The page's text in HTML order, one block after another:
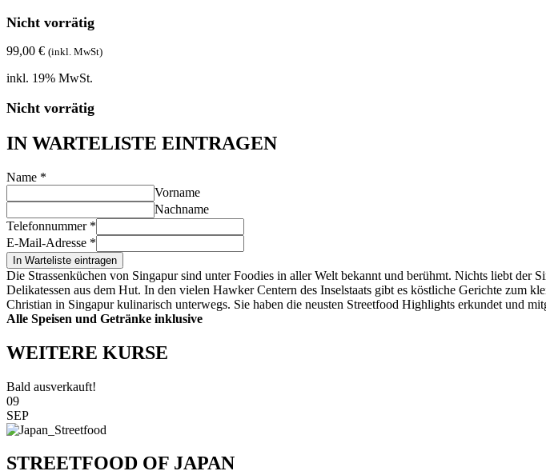
Nicht vorrätig
99,00 € (inkl. MwSt)
inkl. 19% MwSt.
Nicht vorrätig
IN WARTELISTE EINTRAGEN
Name *
Vorname
Nachname
Telefonnummer *
E-Mail-Adresse *
In Warteliste eintragen
Die Strassenküchen von Singapur sind unter Foodies in aller Welt bekannt und berühmt. Nichts liebt der
Delikatessen aus dem Hut. In den vielen Hawker Centern des Inselstaats gibt es köstliche Gerichte zum
Christian in Singapur kulinarisch unterwegs. Sie haben die neusten Streetfood Highlights erkundet und
Alle Speisen und Getränke inklusive
WEITERE KURSE
Bald ausverkauft!
09
SEP
STREETFOOD OF JAPAN